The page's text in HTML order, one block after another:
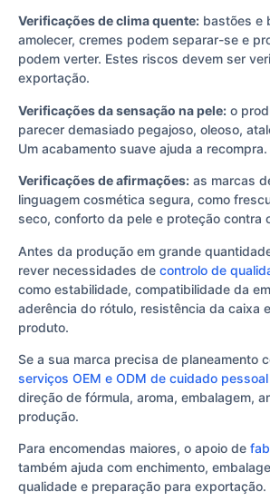
Verificações de clima quente: bastões e
amolecer, cremes podem separar-se e
podem verter. Estes riscos devem ser
exportação.
Verificações da sensação na pele: o
parecer demasiado pegajoso, oleoso,
Um acabamento suave ajuda a recompra.
Verificações de afirmações: as marcas
linguagem cosmética segura, como
seco, conforto da pele e proteção contra
Antes da produção em grande
rever necessidades de controlo de
como estabilidade, compatibilidade da
aderência do rótulo, resistência da caixa
produto.
Se a sua marca precisa de planeamento
serviços OEM e ODM de cuidado pessoal
direção de fórmula, aroma, embalagem,
produção.
Para encomendas maiores, o apoio de
também ajuda com enchimento,
qualidade e preparação para exportação.